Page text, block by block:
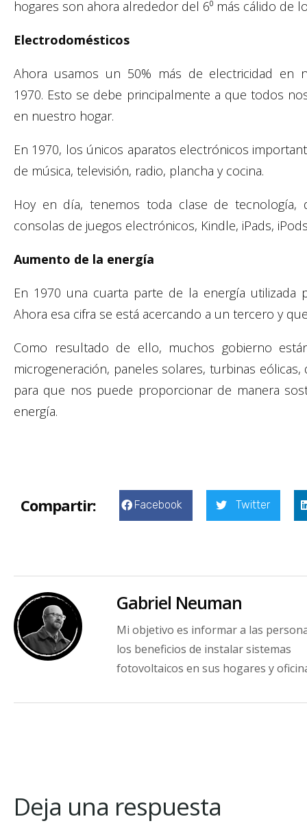
hogares son ahora alrededor del 6⁰ más cálido de
Electrodomésticos
Ahora usamos un 50% más de electricidad
1970. Esto se debe principalmente a que todos
en nuestro hogar.
En 1970, los únicos aparatos electrónicos
de música, televisión, radio, plancha y cocina.
Hoy en día, tenemos toda clase de tecnología,
consolas de juegos electrónicos, Kindle, iPads,
Aumento de la energía
En 1970 una cuarta parte de la energía
Ahora esa cifra se está acercando a un tercero y
Como resultado de ello, muchos gobierno
microgeneración, paneles solares, turbinas
para que nos puede proporcionar de manera
energía.
Compartir: Facebook Twitter
Gabriel Neuman
Mi objetivo es informar a las
los beneficios de instalar sistemas
fotovoltaicos en sus hogares y
Deja una respuesta